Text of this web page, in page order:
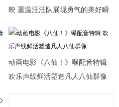
映 重温汪汪队展现勇气的美好瞬
动画电影《八仙！》曝配音特辑
欢乐声线鲜活塑造凡人八仙群像